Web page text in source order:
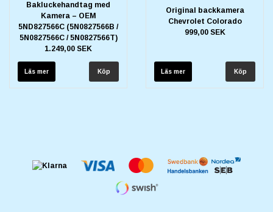
Bakluckehandtag med
Kamera – OEM
5ND827566C (5N0827566B /
5N0827566C / 5N0827566T)
1.249,00 SEK
Läs mer
Original backkamera
Chevrolet Colorado
999,00 SEK
Läs mer